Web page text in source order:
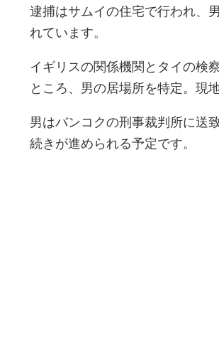
逮捕はサムイの住宅で行われ、
れています。
イギリスの関係機関とタイの検
ところ、男の居場所を特定。現
男はバンコクの刑事裁判所に送
続きが進められる予定です。